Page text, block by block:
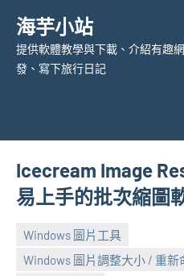
content
海芋小站
提供軟體教學與下載、介紹有趣
發、寫下旅行日記
Icecream Image
易上手的批次縮圖
Windows 圖片工具
Windows 圖片調整大小 / 重新